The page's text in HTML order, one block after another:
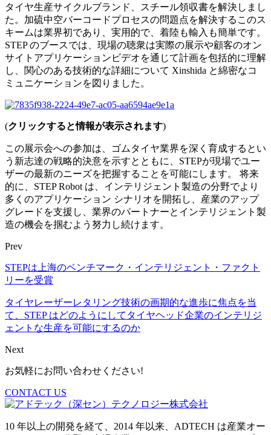
タイヤ生産サイクルブランド、スチール領収書を解決しまし
た。加硫中空バーコードプロセスの問題点を解決するこのス
キームは業界初であり、実用的で、着陸も輸入も簡単です。
STEP のブースでは、現場の聴衆は実際の展示や顧客のオン
サイトアプリケーションビデオを通じて計画を包括的に理解
し、関心のある技術的な詳細について Xinshida と綿密なコ
ミュニケーションを図りました。
(クリックすると情報が表示されます)
この展示会への参加は、ゴムタイヤ業界を深く育成するとい
う新志達の戦略的決意を示すとともに、STEPが現場でユー
ザーの最新のニーズを把握することを可能にします。 将来
的に、STEP Robot は、インテリジェント製造の分野でより
多くのアプリケーション シナリオを開拓し、産業のアップ
グレードを支援し、業界のパートナーとインテリジェント製
造の機会を掴むよう努力し続けます。
Prev
STEPは上海のベンチマーク・インテリジェント・ファクト
リーを受賞
タイヤレーザーレタリング技術の画期的な進歩に焦点を当
て、STEP はどのようにしてタイヤヘッド企業のインテリジ
ェントな生産を可能にするのか
Next
お気軽にお問い合わせください!
CONTACT US
10 年以上の開発を経て、2014 年以来、ADTECH は産業オー